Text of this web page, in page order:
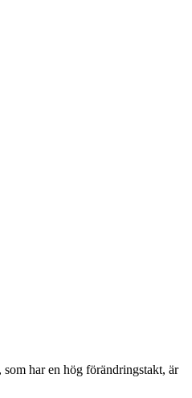
har en hög förändringstakt, är